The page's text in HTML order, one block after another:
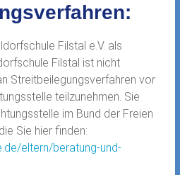
Filstal e.V. als
Filstal ist nicht
Streitbeilegungsverfahren vor
teilzunehmen. Sie
im Bund der Freien
Sie hier finden:
eltern/beratung-und-